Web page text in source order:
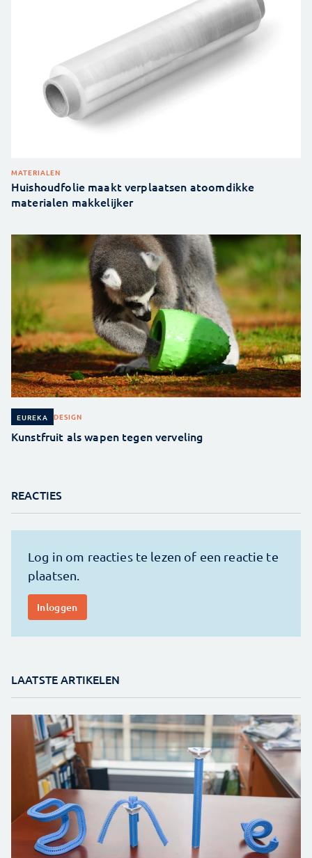
MATERIALEN
Huishoudfolie maakt verplaatsen atoomdikke
materialen makkelijker
EUREKA DESIGN
Kunstfruit als wapen tegen verveling
REACTIES
LAATSTE ARTIKELEN